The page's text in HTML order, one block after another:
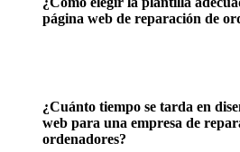
página web de reparación de
¿Cuánto tiempo se tarda en
web para una empresa de
ordenadores?